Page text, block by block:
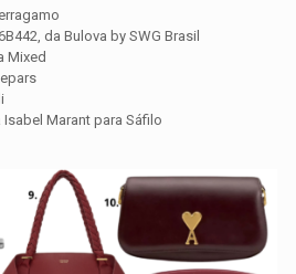
da Bulova by SWG Brasil
Mixed
Isabel Marant para Sáfilo